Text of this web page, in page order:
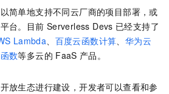
简单地支持不同云厂商的项目部署，或
台。目前 Serverless Devs 已经支持了
Lambda、 百度云函数计算、 华为云
数等多云的 FaaS 产品。
放生态进行建设，开发者可以查看和参